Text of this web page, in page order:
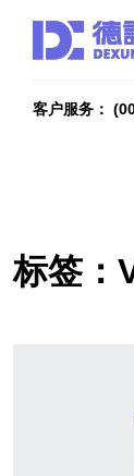
客户服务：
标签：